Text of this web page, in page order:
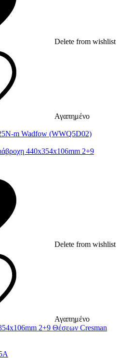
Delete from wishlist
Αγαπημένο
m Wadfow (WWQ5D02)
Delete from wishlist
Αγαπημένο
2+9 Θέσεων Cresman